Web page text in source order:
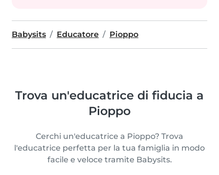
Babysits Educatore Pioppo
Trova un'educatrice di fiducia a
Pioppo
Cerchi un'educatrice a Pioppo? Trova
l'educatrice perfetta per la tua famiglia in modo
facile e veloce tramite Babysits.